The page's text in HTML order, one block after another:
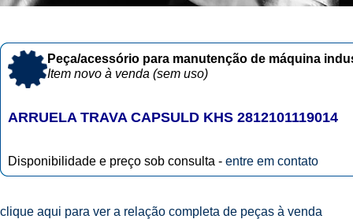
Peça/acessório para manutenção de máquina
Item novo à venda (sem uso)
ARRUELA TRAVA CAPSULD KHS 2812101119014
Disponibilidade e preço sob consulta - entre em contato
clique aqui para ver a relação completa de peças à venda